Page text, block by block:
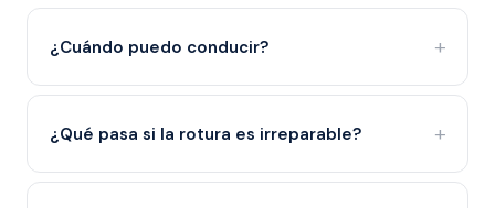
¿Cuándo puedo conducir?
¿Qué pasa si la rotura es irreparable?